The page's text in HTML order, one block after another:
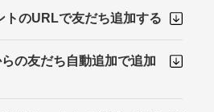
トのURLで友だち追加する
の友だち自動追加で追加